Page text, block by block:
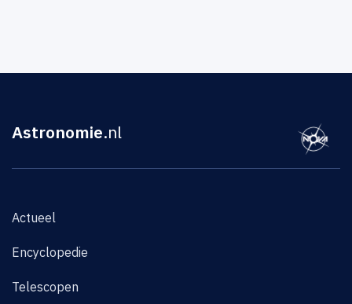
Astronomie.nl
Actueel
Encyclopedie
Telescopen